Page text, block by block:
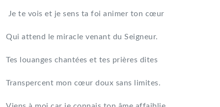
Je te vois et je sens ta foi animer ton cœur
Qui attend le miracle venant du Seigneur.
Tes louanges chantées et tes prières dites
Transpercent mon cœur doux sans limites.